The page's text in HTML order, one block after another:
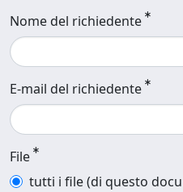
Nome del richiedente
E-mail del richiedente
File
tutti i file (di questo